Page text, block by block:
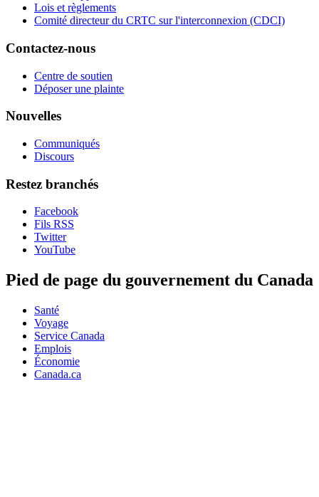
Lois et règlements
Comité directeur du CRTC sur l'interconnexion (CDCI)
Contactez-nous
Centre de soutien
Déposer une plainte
Nouvelles
Communiqués
Discours
Restez branchés
Facebook
Fils RSS
Twitter
YouTube
Pied de page du gouvernement du Canada
Santé
Voyage
Service Canada
Emplois
Économie
Canada.ca